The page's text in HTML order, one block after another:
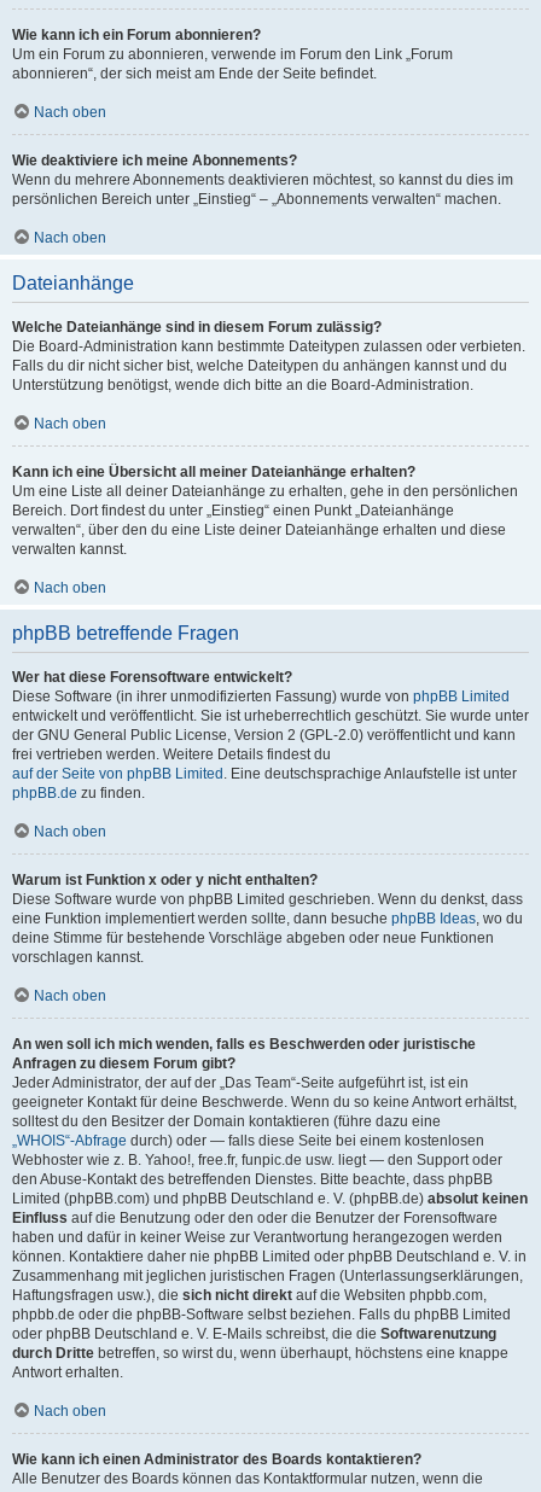
Wie kann ich ein Forum abonnieren?
Um ein Forum zu abonnieren, verwende im Forum den Link „Forum
abonnieren“, der sich meist am Ende der Seite befindet.
Nach oben
Wie deaktiviere ich meine Abonnements?
Wenn du mehrere Abonnements deaktivieren möchtest, so kannst du dies im
persönlichen Bereich unter „Einstieg“ – „Abonnements verwalten“ machen.
Nach oben
Dateianhänge
Welche Dateianhänge sind in diesem Forum zulässig?
Die Board-Administration kann bestimmte Dateitypen zulassen oder verbieten.
Falls du dir nicht sicher bist, welche Dateitypen du anhängen kannst und du
Unterstützung benötigst, wende dich bitte an die Board-Administration.
Nach oben
Kann ich eine Übersicht all meiner Dateianhänge erhalten?
Um eine Liste all deiner Dateianhänge zu erhalten, gehe in den persönlichen
Bereich. Dort findest du unter „Einstieg“ einen Punkt „Dateianhänge
verwalten“, über den du eine Liste deiner Dateianhänge erhalten und diese
verwalten kannst.
Nach oben
phpBB betreffende Fragen
Wer hat diese Forensoftware entwickelt?
Diese Software (in ihrer unmodifizierten Fassung) wurde von phpBB Limited
entwickelt und veröffentlicht. Sie ist urheberrechtlich geschützt. Sie wurde unter
der GNU General Public License, Version 2 (GPL-2.0) veröffentlicht und kann
frei vertrieben werden. Weitere Details findest du
auf der Seite von phpBB Limited . Eine deutschsprachige Anlaufstelle ist unter
phpBB.de zu finden.
Nach oben
Warum ist Funktion x oder y nicht enthalten?
Diese Software wurde von phpBB Limited geschrieben. Wenn du denkst, dass
eine Funktion implementiert werden sollte, dann besuche phpBB Ideas, wo du
deine Stimme für bestehende Vorschläge abgeben oder neue Funktionen
vorschlagen kannst.
Nach oben
An wen soll ich mich wenden, falls es Beschwerden oder juristische
Anfragen zu diesem Forum gibt?
Jeder Administrator, der auf der „Das Team“-Seite aufgeführt ist, ist ein
geeigneter Kontakt für deine Beschwerde. Wenn du so keine Antwort erhältst,
solltest du den Besitzer der Domain kontaktieren (führe dazu eine
„WHOIS“-Abfrage durch) oder — falls diese Seite bei einem kostenlosen
Webhoster wie z. B. Yahoo!, free.fr, funpic.de usw. liegt — den Support oder
den Abuse-Kontakt des betreffenden Dienstes. Bitte beachte, dass phpBB
Limited (phpBB.com) und phpBB Deutschland e. V. (phpBB.de) absolut keinen
Einfluss auf die Benutzung oder den oder die Benutzer der Forensoftware
haben und dafür in keiner Weise zur Verantwortung herangezogen werden
können. Kontaktiere daher nie phpBB Limited oder phpBB Deutschland e. V. in
Zusammenhang mit jeglichen juristischen Fragen (Unterlassungserklärungen,
Haftungsfragen usw.), die sich nicht direkt auf die Websiten phpbb.com,
phpbb.de oder die phpBB-Software selbst beziehen. Falls du phpBB Limited
oder phpBB Deutschland e. V. E-Mails schreibst, die die Softwarenutzung
durch Dritte betreffen, so wirst du, wenn überhaupt, höchstens eine knappe
Antwort erhalten.
Nach oben
Wie kann ich einen Administrator des Boards kontaktieren?
Alle Benutzer des Boards können das Kontaktformular nutzen, wenn die